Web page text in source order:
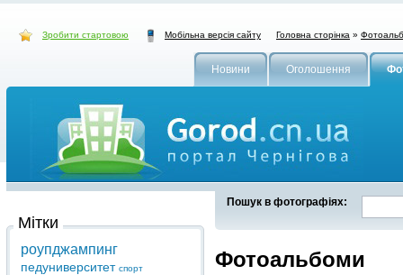
Зробити стартовою Мобільна версія сайту Головна сторінка »
Новини Оголошення
Пошук в фотографіях:
Фотоальбоми
Мітки
роупджампинг
педуниверситет спорт